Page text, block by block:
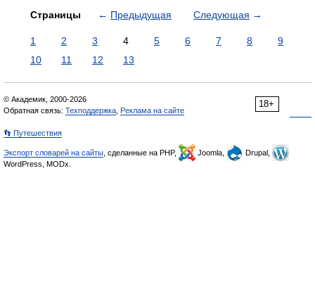
Страницы ← Предыдущая Следующая →
1 2 3 4 5 6 7 8
9
10
11 12 13
18+
© Академик, 2000-2026
Обратная связь: Техподдержка Реклама на сайте
👣 Путешествия
Экспорт словарей на сайты , сделанные на PHP, Joomla,
Drupal,
WordPress, MODx.